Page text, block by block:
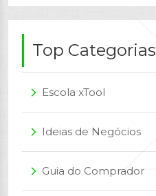
Top Categorias
arrow_forward_ios Escola xTool
arrow_forward_ios Ideias de Negócios
arrow_forward_ios Guia do Comprador